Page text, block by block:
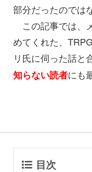
部分だったのでは
この記事では、
めてくれた、
リ氏に伺った話と
知らない読者にも
目次